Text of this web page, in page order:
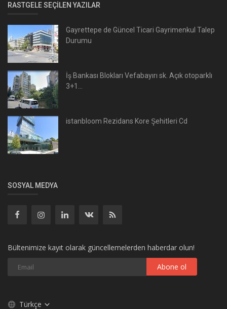
RASTGELE SEÇILEN YAZILAR
Gayrettepe de Güncel Ticari Gayrimenkul Talep
Durumu
İş Bankası Blokları Vefabayırı sk. Açık otoparklı
3+1...
istanbloom Rezidans Kore Şehitleri Cd
SOSYAL MEDYA
Bültenimize kayıt olarak güncellemelerden haberdar olun!
Abone ol
Türkçe